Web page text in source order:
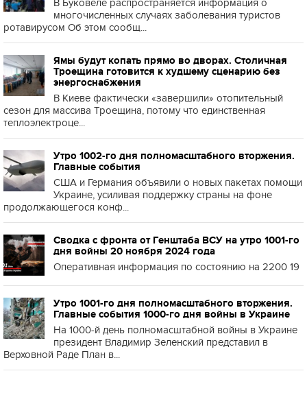
В Буковеле распространяется информация о
многочисленных случаях заболевания туристов
ротавирусом Об этом сообщ...
Ямы будут копать прямо во дворах. Столичная
Троещина готовится к худшему сценарию без
энергоснабжения
В Киеве фактически «завершили» отопительный
сезон для массива Троещина, потому что единственная
теплоэлектроце...
Утро 1002-го дня полномасштабного вторжения.
Главные события
США и Германия объявили о новых пакетах помощи
Украине, усиливая поддержку страны на фоне
продолжающегося конф...
Сводка с фронта от Генштаба ВСУ на утро 1001-го
дня войны 20 ноября 2024 года
Оперативная информация по состоянию на 2200 19
Утро 1001-го дня полномасштабного вторжения.
Главные события 1000-го дня войны в Украине
На 1000-й день полномасштабной войны в Украине
президент Владимир Зеленский представил в
Верховной Раде План в...